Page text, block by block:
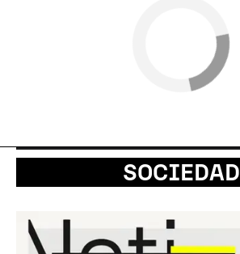
SOCIEDAD